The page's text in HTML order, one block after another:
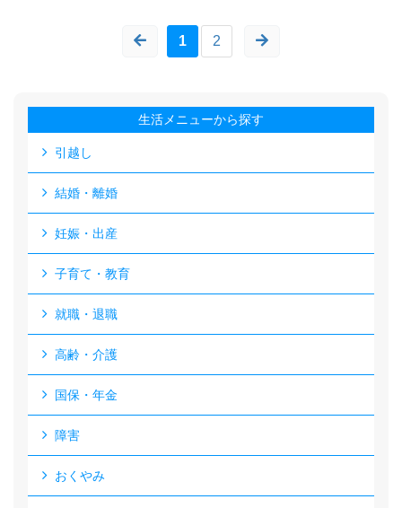
1 2
生活メニューから探す
引越し
結婚・離婚
妊娠・出産
子育て・教育
就職・退職
高齢・介護
国保・年金
障害
おくやみ